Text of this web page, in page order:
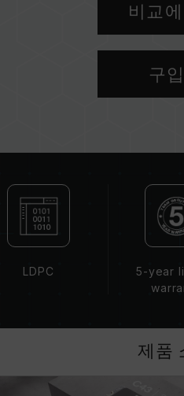
중국 신규 특허 (인증번
S.M.A.R.T. 특허 소프트
비교
구
LDPC
5-year
제품